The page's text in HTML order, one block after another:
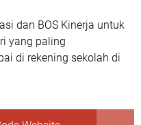
dan BOS Kinerja untuk
yang paling
di rekening sekolah di